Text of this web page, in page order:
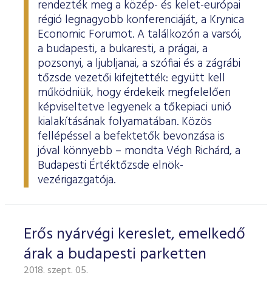
rendezték meg a közép- és kelet-európai
régió legnagyobb konferenciáját, a Krynica
Economic Forumot. A találkozón a varsói,
a budapesti, a bukaresti, a prágai, a
pozsonyi, a ljubljanai, a szófiai és a zágrábi
tőzsde vezetői kifejtették: együtt kell
működniük, hogy érdekeik megfelelően
képviseltetve legyenek a tőkepiaci unió
kialakításának folyamatában. Közös
fellépéssel a befektetők bevonzása is
jóval könnyebb – mondta Végh Richárd, a
Budapesti Értéktőzsde elnök-
vezérigazgatója.
Erős nyárvégi kereslet, emelkedő
árak a budapesti parketten
2018. szept. 05.